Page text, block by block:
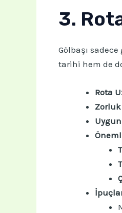
3.
Gölbaşı
tarihi hem de
Rota
Zorluk